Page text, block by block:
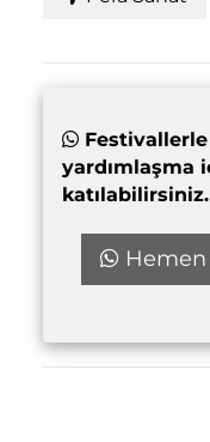
yardımlaşma
katılabilirsiniz.
Hemen